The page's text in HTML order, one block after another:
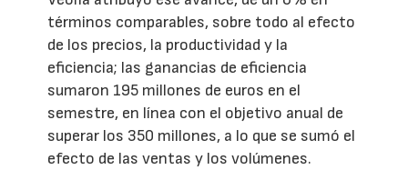
términos comparables, sobre todo al efecto
de los precios, la productividad y la
eficiencia; las ganancias de eficiencia
sumaron 195 millones de euros en el
semestre, en línea con el objetivo anual de
superar los 350 millones, a lo que se sumó el
efecto de las ventas y los volúmenes.